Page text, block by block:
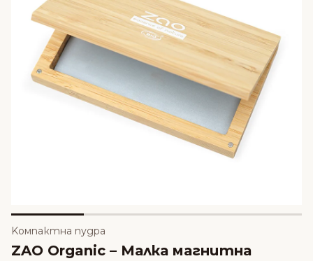
Kомпактна пудра
ZAO Organic – Малка магнитна